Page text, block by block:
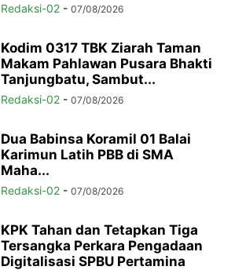
Redaksi-02 - 07/08/2026
Kodim 0317 TBK Ziarah Taman
Makam Pahlawan Pusara Bhakti
Tanjungbatu, Sambut...
Redaksi-02 - 07/08/2026
Dua Babinsa Koramil 01 Balai
Karimun Latih PBB di SMA
Maha...
Redaksi-02 - 07/08/2026
KPK Tahan dan Tetapkan Tiga
Tersangka Perkara Pengadaan
Digitalisasi SPBU Pertamina